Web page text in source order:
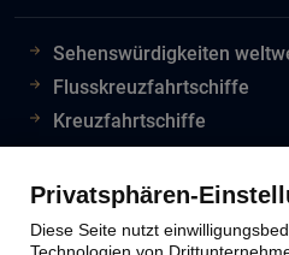
Sehenswürdigkeiten
Flusskreuzfahrtschiffe
Kreuzfahrtschiffe
Reiseinfos Auswertiges
Lion Tours Reise Blog
Privatsphären-
Diese Seite nutzt